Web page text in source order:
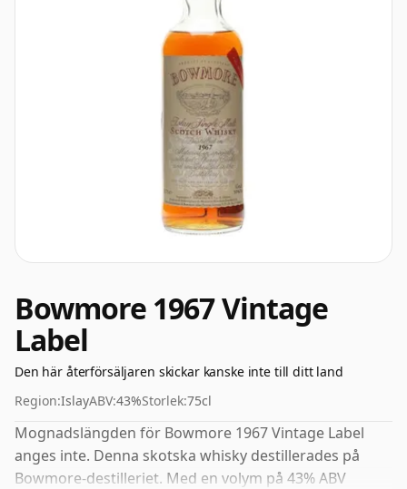
Bowmore 1967 Vintage
Label
Den här återförsäljaren skickar kanske inte till ditt land
Region:IslayABV:43%Storlek:75cl
Mognadslängden för Bowmore 1967 Vintage Label
anges inte. Denna skotska whisky destillerades på
Bowmore-destilleriet. Med en volym på 43% ABV